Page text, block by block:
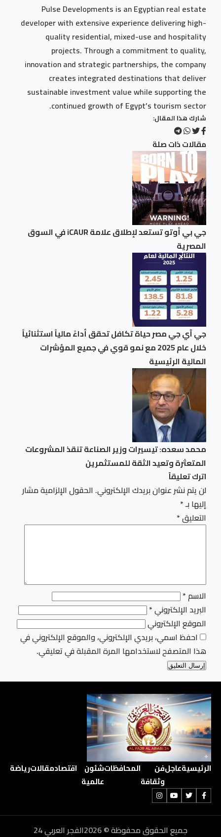
Pulse Developments is an Egyptian real estate
developer with extensive experience delivering high-
quality residential, mixed-use and hospitality
projects. Through a commitment to quality,
innovation and strategic partnerships, the company
creates integrated destinations that deliver
sustainable investment value while supporting the
continued growth of Egypt’s tourism sector.
شارك هذا المقال:
مقالات ذات صلة
جي بي أوتو تستعد لإطلاق علامة iCAUR في السوق
المصرية
جي آي جي مصر حياة تكافل تحقق أداءً مالياً استثنائياً
خلال عام 2025 مع نمو قوي في جميع المؤشرات
المالية الرئيسية
محمد سعده: تيسيرات وزير الصناعة تنقذ المشروعات
المتعثرة وتعيد الثقة للمستثمرين
اترك تعليقاً
لن يتم نشر عنوان بريدك الإلكتروني. الحقول الإلزامية مشار
إليها بـ*
التعليق*
الاسم*
البريد الإلكتروني*
الموقع الإلكتروني
احفظ اسمي، بريدي الإلكتروني، والموقع الإلكتروني في
هذا المتصفح لاستخدامها المرة المقبلة في تعليقي.
الرئيسيةعاجلفن
وثقافة
المحافظاتشئون
عالمية
اقتصادمقالاترياضة
جميع الحقوق محفوظة © 2026الفجر العربي 24